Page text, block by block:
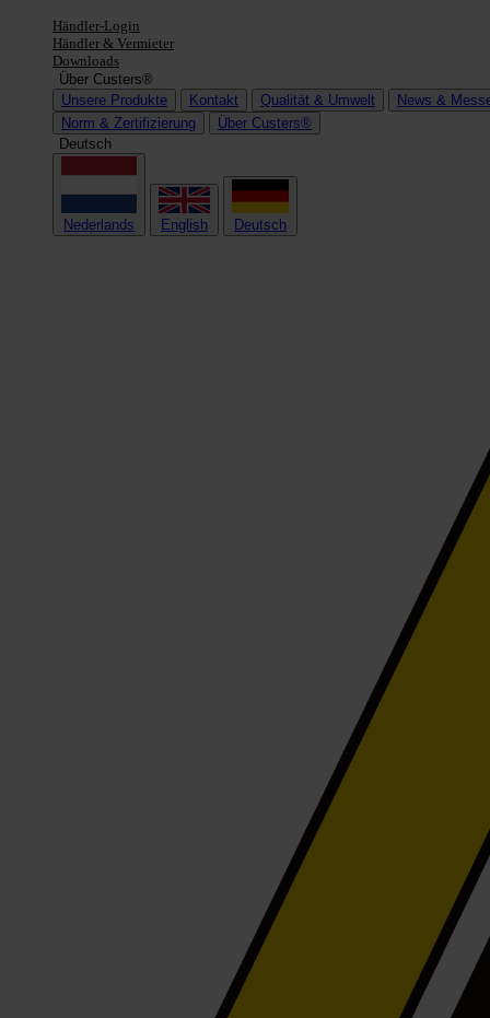
Händler-Login
Händler & Vermieter
Downloads
Über Custers®
Unsere Produkte
Kontakt Qualität & Umwelt
News &
Norm & Zertifizierung
Über Custers®
Deutsch
Nederlands English Deutsch